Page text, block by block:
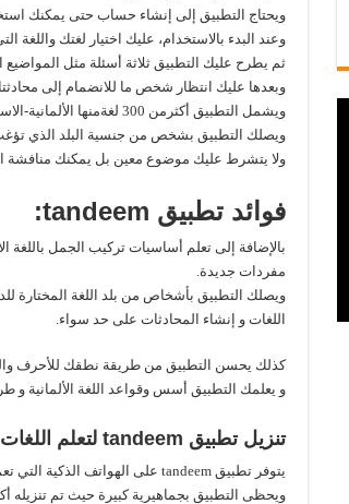
ويحتاج التطبيق إلى إنشاء حساب حتى يمكنك
وعند البدء بالاستخدام، عليك اختيار لغتك واللغة
ثم يطرح عليك التطبيق ثلاثة أسئلة مثل
وبعدها عليك انتظار شخص ما للانضمام إلى
ويشمل التطبيق أكثرمن 300 لغةمنها الألمانية-الاسبانية- الفرنسية-البرتغالية- الصينية-العربية.
ويصلك التطبيق بشخص من جنسية البلد الذي تؤغب
ولا يتشرط عليك موضوع معين بل يمكنك منافشة
فوائد تطبيق tandeem:
بالإضافة إلى تعلم أساسيات تركيب الجمل
مفردات جديدة.
اللغات و إنشاء المحادثات على حد سواء.
كذلك يحسن التطبيق من طريقة نطقك للأحرف
و يعلمك التطبيق أسس وقواعد اللغة الألمانية و
تنزيل تطبيق tandeem لتعلم اللغات على هاتفك الذكي:
يتوفر تطبيق tandeem على الهواتف الذكية التي تعمل بنظام اندرويد و ios.
ويحظى التطبيق بجماهيرية كبيرة حيث تم تنزيله أكثر من 5 مليون مرة ، وحصل على